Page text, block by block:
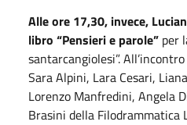
Alle ore 17,30, invece,
libro “Pensieri e parole” per
santarcangiolesi”.
Sara Alpini, Lara Cesari,
Lorenzo Manfredini, Angela
Brasini della Filodrammatica